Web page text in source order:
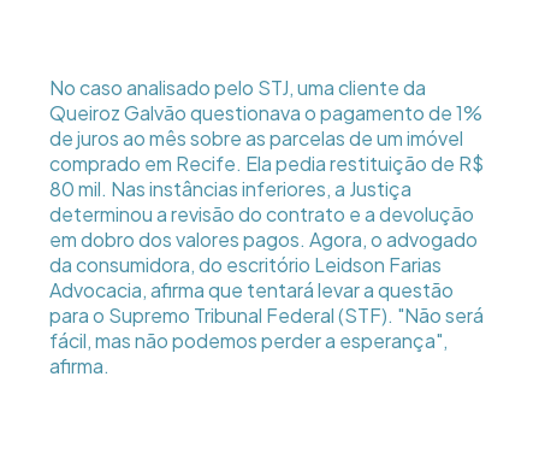
No caso analisado pelo STJ, uma cliente da
Queiroz Galvão questionava o pagamento de 1%
de juros ao mês sobre as parcelas de um imóvel
comprado em Recife. Ela pedia restituição de R$
80 mil. Nas instâncias inferiores, a Justiça
determinou a revisão do contrato e a devolução
em dobro dos valores pagos. Agora, o advogado
da consumidora, do escritório Leidson Farias
Advocacia, afirma que tentará levar a questão
para o Supremo Tribunal Federal (STF). "Não será
fácil, mas não podemos perder a esperança",
afirma.